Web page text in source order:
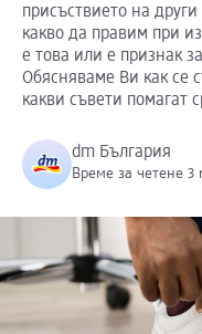
присъствието на
какво да правим при
е това или е признак
Обясняваме Ви как се
какви съвети помагат
dm България
Време за четене 3